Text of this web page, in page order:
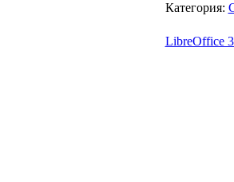
Категория:
LibreOffice